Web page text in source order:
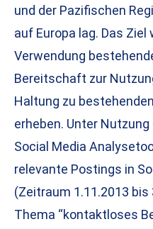
und der Pazifischen
auf Europa lag. Das Ziel
Verwendung
Bereitschaft zur
Haltung zu
erheben. Unter Nutzung
Social Media
relevante Postings in
(Zeitraum 1.11.2013 bis
Thema “kontaktloses